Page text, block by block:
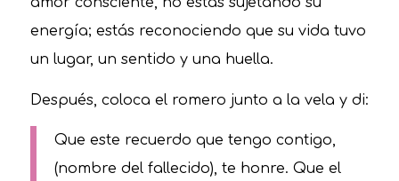
energía; estás reconociendo que su vida tuvo
un lugar, un sentido y una huella.
Después, coloca el romero junto a la vela y di:
Que este recuerdo que tengo contigo,
(nombre del fallecido), te honre. Que el